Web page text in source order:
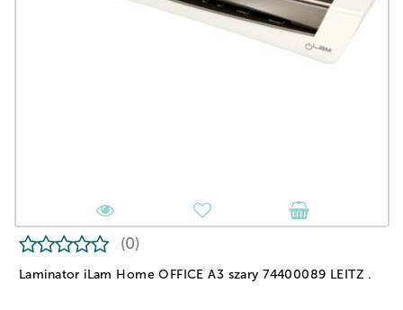
Laminator iLam Home OFFICE A3 szary 74400089 LEITZ .
(0)